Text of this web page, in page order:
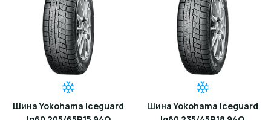
Шина Yokohama Iceguard
Шина Yokohama Iceguard